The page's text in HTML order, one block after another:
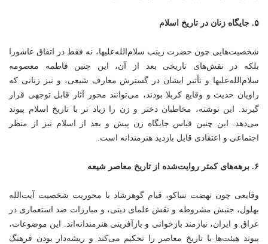
۵. جایگاه زنان در تاریخ اسلام
شخصیت‌هایی چون حضرت زینب سلام‌الله‌علیها، نه فقط در اتفاق عاشورا
بلکه در نقش‌های تاریخی بعد از آن، این چنین فاطمه معصومه
سلام‌الله‌علیها و تأثیر ایشان در گسترش معارف شیعی، و نیز زنانی که
راویان حدیث و وقایع کربلا بودند، می‌توانند محور آثار قابل توجهی قرار
گیرند. این نوشته، مخاطبان دختر و زن را زیاد تر با تاریخ اسلام پیوند
می‌دهد. این چنین قیاس جایگاه زن پیش و بعد از اسلام نیز از منظر
اجتماعی و اعتقادی قابل بازدید هنرمندانه است.
۶. برهه‌های کمتر روایت‌شده از تاریخ معاصر شیعه
وقایعی چون نهضت تنباکو، قیام گوهرشاد با محوریت شخصیت آیت‌الله
بهلول، جنبش مشروطه و نقش علمای دینی، و مبارزات ضد استعماری در
عراق و ایران، نیازمند بازخوانی و بازآفرینی هنرمندانه‌اند. این موضوعات،
پیوند هیئت‌ها با تاریخ معاصر را تحکیم می‌کند و ریشه‌دار بودن فرهنگ